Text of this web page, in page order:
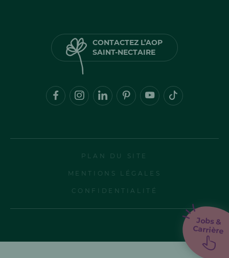
Jobs &
Carrière
PLAN DU SITE
MENTIONS LÉGALES
CONFIDENTIALITÉ
CONTACTEZ L’AOP
SAINT-NECTAIRE